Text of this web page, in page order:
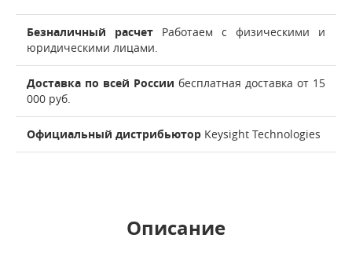
Безналичный расчет Работаем с физическими и
юридическими лицами.
Доставка по всей России бесплатная доставка от 15
000 руб.
Официальный дистрибьютор Keysight Technologies
Описание